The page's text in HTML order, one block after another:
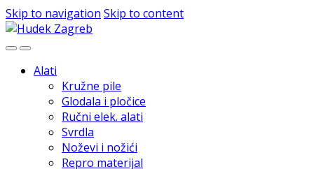
Skip to navigation Skip to content
Alati
Kružne pile
Glodala i pločice
Ručni elek. alati
Svrdla
Noževi i nožići
Repro materijal